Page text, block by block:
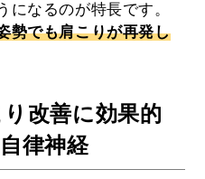
になるのが特長です。
勢でも肩こりが再発し
改善に効果的
律神経